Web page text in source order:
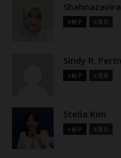
3 帖子 0 意见
Sindy R.
2 帖子 0 意见
Stella Kim
1 帖子 0 意见